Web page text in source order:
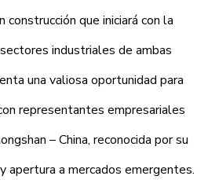
construcción que iniciará con la
industriales de ambas
una valiosa oportunidad para
representantes empresariales
– China, reconocida por su
apertura a mercados emergentes.